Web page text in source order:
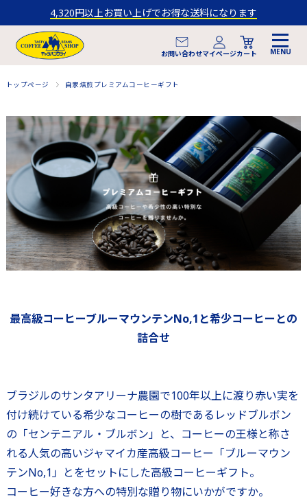
4,320円以上お買い上げでお得な送料になります
お問い合わせマイページカート
トップページ 自家焙煎プレミアムコーヒーギフト
最高級コーヒーブルーマウンテンNo,1と希少コーヒーとの
詰合せ
ブラジルのサンタアリーナ農園で100年以上に渡り赤い実を
付け続けている希少なコーヒーの樹であるレッドブルボン
の「センテニアル・ブルボン」と、コーヒーの王様と称さ
れる人気の高いジャマイカ産高級コーヒー「ブルーマウン
テンNo,1」とをセットにした高級コーヒーギフト。
コーヒー好きな方への特別な贈り物にいかがですか。